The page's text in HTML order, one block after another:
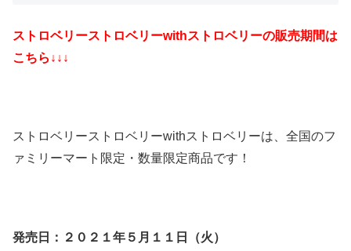
ストロベリーストロベリーwithストロベリーの販売期間は
こちら↓↓↓
ストロベリーストロベリーwithストロベリーは、全国のフ
ァミリーマート限定・数量限定商品です！
発売日：２０２１年５月１１日（火）